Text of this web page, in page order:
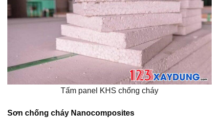
Tấm panel KHS chống cháy
Sơn chống cháy Nanocomposites